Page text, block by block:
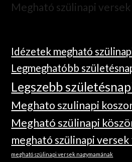
Megható szülinapi
Idézetek megható
Legmeghatóbb
Legszebb
Meghato szulinapi
Megható szülinapi
megható szülinapi versek
megható szülinapi versek nagymamának